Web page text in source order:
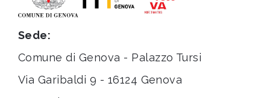
Sede:
Comune di Genova - Palazzo Tursi
Via Garibaldi 9 - 16124 Genova